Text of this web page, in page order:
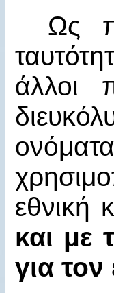
Ως
άλλοι
εθνική
και με
για